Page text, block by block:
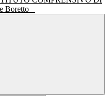
Boretto